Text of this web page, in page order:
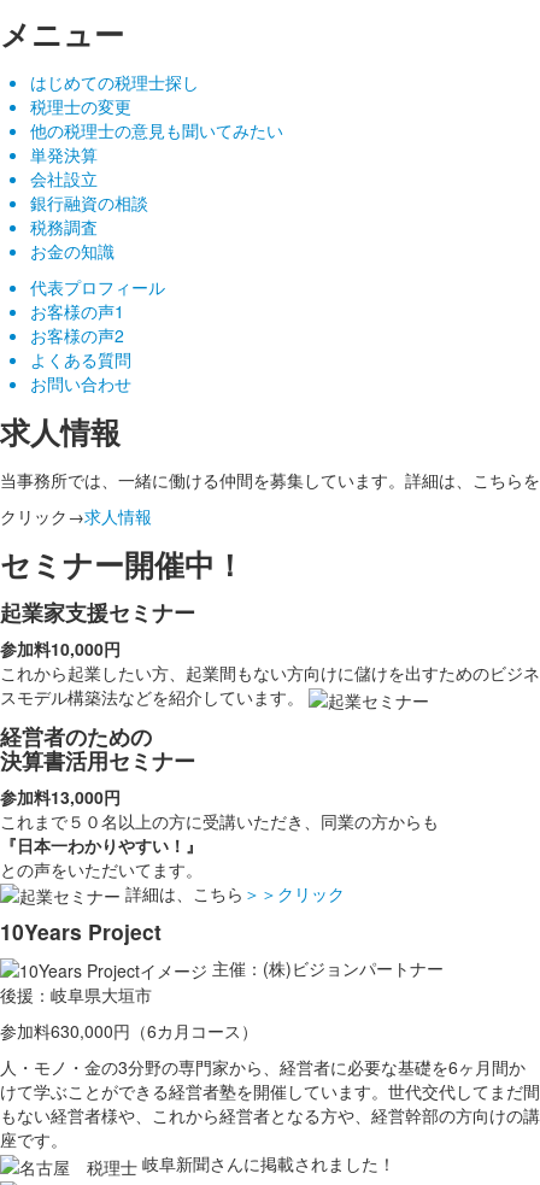
メニュー
はじめての税理士探し
税理士の変更
他の税理士の意見も聞いてみたい
単発決算
会社設立
銀行融資の相談
税務調査
お金の知識
代表プロフィール
お客様の声1
お客様の声2
よくある質問
お問い合わせ
求人情報
当事務所では、一緒に働ける仲間を募集しています。詳細は、こちらを
クリック→求人情報
セミナー開催中！
起業家支援セミナー
参加料10,000円
これから起業したい方、起業間もない方向けに儲けを出すためのビジネ
スモデル構築法などを紹介しています。
経営者のための
決算書活用セミナー
参加料13,000円
これまで５０名以上の方に受講いただき、同業の方からも
『日本一わかりやすい！』
との声をいただいてます。
詳細は、こちら ＞＞クリック
10Years Project
主催：(株)ビジョンパートナー
後援：岐阜県大垣市
参加料630,000円（6カ月コース）
人・モノ・金の3分野の専門家から、経営者に必要な基礎を6ヶ月間か
けて学ぶことができる経営者塾を開催しています。世代交代してまだ間
もない経営者様や、これから経営者となる方や、経営幹部の方向けの講
座です。
岐阜新聞さんに掲載されました！